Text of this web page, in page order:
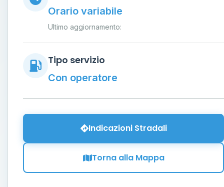
Orario variabile
Ultimo aggiornamento:
Tipo servizio
Con operatore
Indicazioni Stradali
Torna alla Mappa